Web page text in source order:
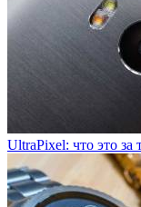
UltraPixel: что это за